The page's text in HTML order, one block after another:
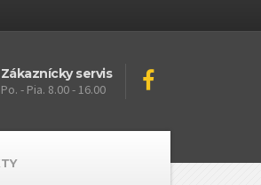
Zákaznícky servis
Po. - Pia. 8.00 - 16.00